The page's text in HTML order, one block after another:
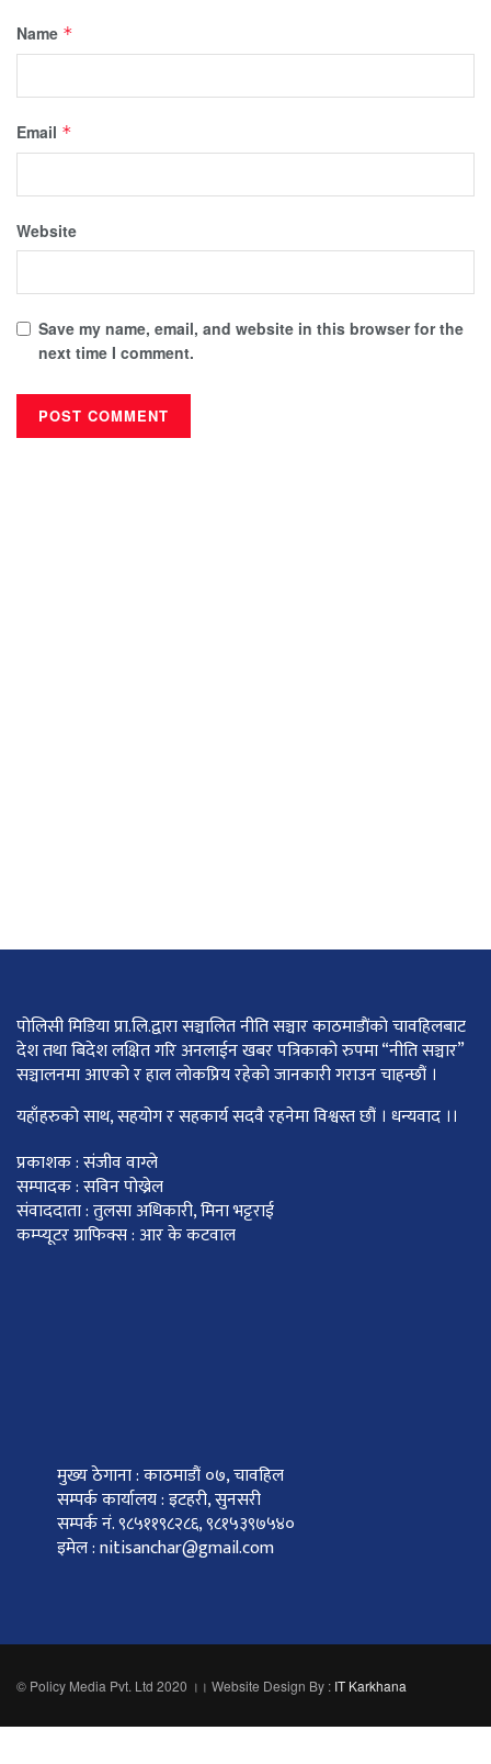
Name *
Email *
Website
Save my name, email, and website in this browser for the
next time I comment.
पोलिसी मिडिया प्रा.लि.द्वारा सञ्चालित नीति सञ्चार काठमाडाैंकाे चावहिलबाट
देश तथा बिदेश लक्षित गरि अनलाईन खबर पत्रिकाको रुपमा “नीति सञ्चार”
सञ्चालनमा आएको र हाल लोकप्रिय रहेको जानकारी गराउन चाहन्छौं ।
यहाँहरुको साथ, सहयोग र सहकार्य सदवै रहनेमा विश्वस्त छौं । धन्यवाद ।।
प्रकाशक : संजीव वाग्ले
सम्पादक : सविन पोख्रेल
संवाददाता : तुलसा अधिकारी, मिना भट्टराई
कम्प्यूटर ग्राफिक्स : आर के कटवाल
मुख्य ठेगाना : काठमाडौं ०७, चावहिल
सम्पर्क कार्यालय : इटहरी, सुनसरी
सम्पर्क नं. ९८५११९८२८६, ९८१५३९७५४०
इमेल : nitisanchar@gmail.com
© Policy Media Pvt. Ltd 2020 ।। Website Design By : IT Karkhana